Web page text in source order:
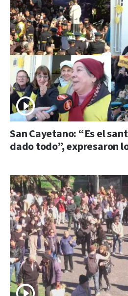
San Cayetano: “Es el
dado todo”, expresaron